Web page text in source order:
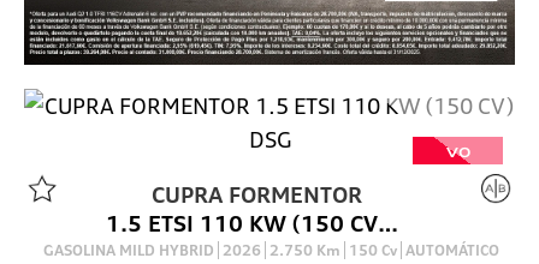
VO
CUPRA FORMENTOR
1.5 ETSI 110 KW (150 CV) DSG
GASOLINA MILD HYBRID 2026 2.750 Km 150 Cv AUTOMÁTICO